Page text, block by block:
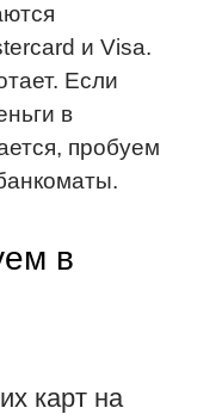
и Visa.
Если
в
пробуем
в
карт на